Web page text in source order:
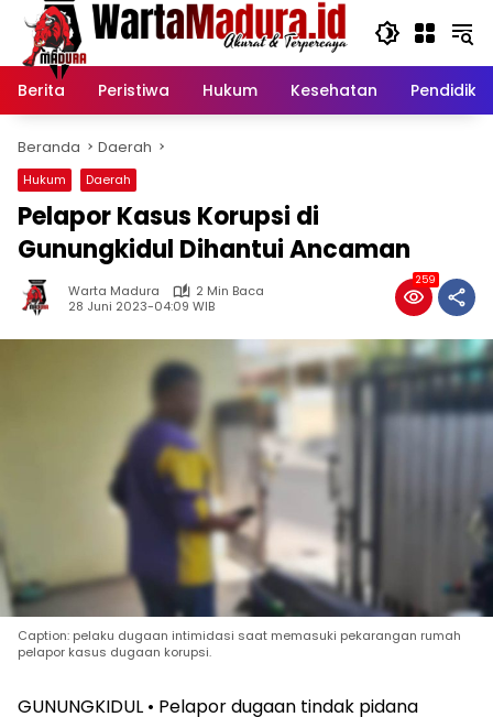
Langsung
konten
Berita
Peristiwa Hukum Kesehatan
Beranda Daerah
Hukum Daerah
Pelapor Kasus Korupsi di
Gunungkidul Dihantui Ancaman
Warta Madura
2 Min Baca
28 Juni 2023-04:09 WIB
259
Caption: pelaku dugaan intimidasi saat memasuki pekarangan rumah
pelapor kasus dugaan korupsi.
GUNUNGKIDUL • Pelapor dugaan tindak pidana